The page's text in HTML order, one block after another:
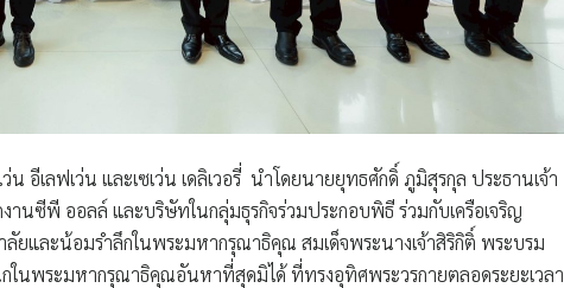
อีเลฟเว่น และเซเว่น เดลิเวอรี่ นำโดยนายยุทธศักดิ์ ภูมิสุรกุล ประธานเจ้า
ซีพี ออลล์ และบริษัทในกลุ่มธุรกิจร่วมประกอบพิธี ร่วมกับเครือเจริญ
ยและน้อมรำลึกในพระมหากรุณาธิคุณ สมเด็จพระนางเจ้าสิริกิติ์ พระบรม
พระมหากรุณาธิคุณอันหาที่สุดมิได้ ที่ทรงอุทิศพระวรกายตลอดระยะเวลา